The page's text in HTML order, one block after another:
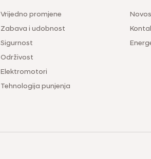
Vrijedno promjene
Zabava i udobnost
Sigurnost
Održivost
Elektromotori
Tehnologija punjenja